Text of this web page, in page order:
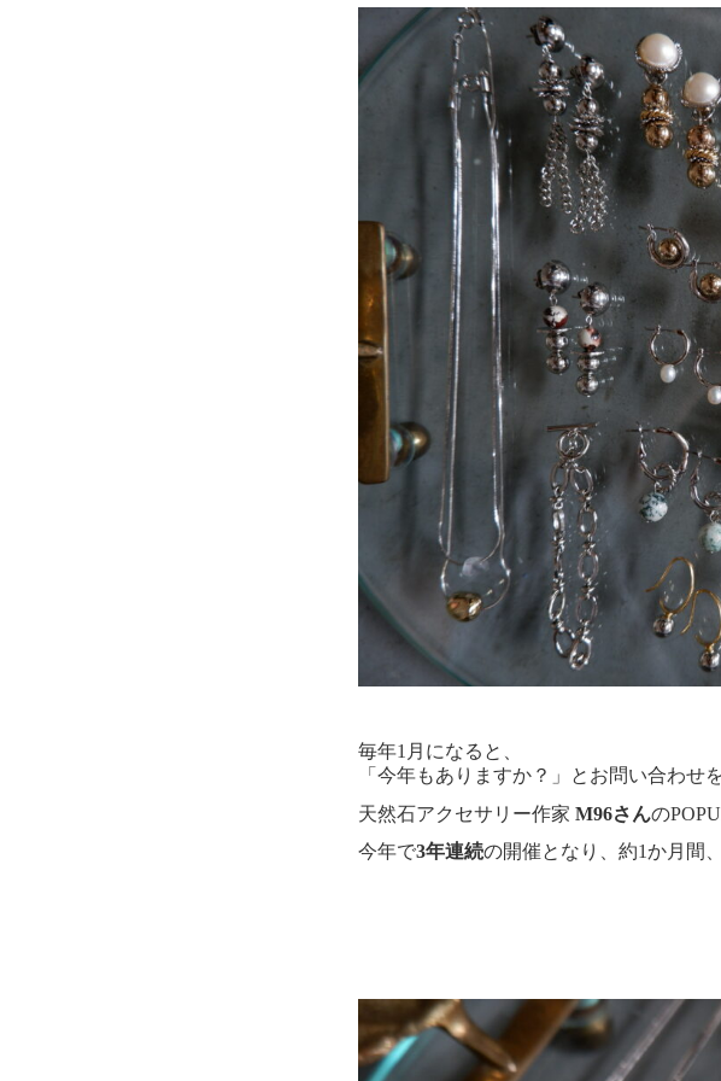
毎年1月になると、
「今年もありますか？」とお問い合わせ
天然石アクセサリー作家 M96さんの
今年で3年連続の開催となり、約1か月間